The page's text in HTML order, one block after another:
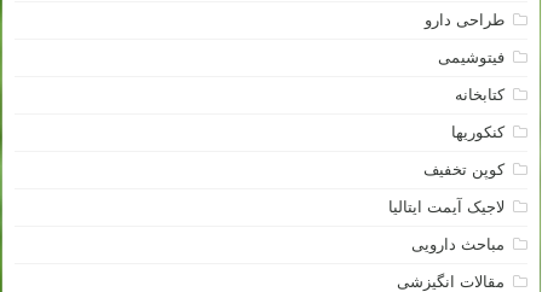
طراحی دارو
فیتوشیمی
کتابخانه
کنکوریها
کوپن تخفیف
لاجیک آیمت ایتالیا
مباحث دارویی
مقالات انگیزشی